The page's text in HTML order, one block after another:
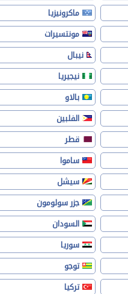
ماكرونيزيا
مونتسيرات
نيبال
نيجيريا
بالاو
الفلبين
قطر
ساموا
سيشل
جزر سولومون
السودان
سوريا
توجو
تركيا